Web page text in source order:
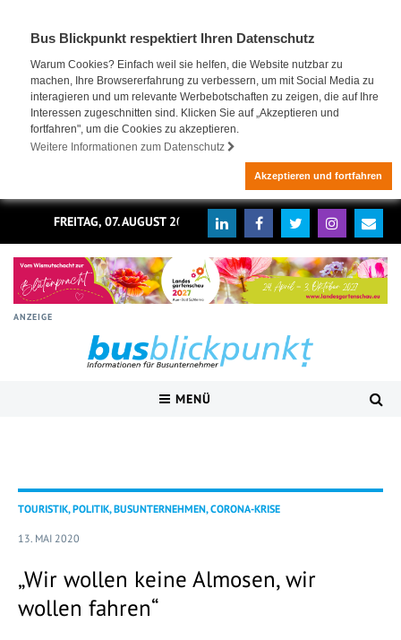
Bus Blickpunkt respektiert Ihren Datenschutz
Warum Cookies? Einfach weil sie helfen, die Website nutzbar zu
machen, Ihre Browsererfahrung zu verbessern, um mit Social Media zu
interagieren und um relevante Werbebotschaften zu zeigen, die auf Ihre
Interessen zugeschnitten sind. Klicken Sie auf „Akzeptieren und
fortfahren", um die Cookies zu akzeptieren.
Weitere Informationen zum Datenschutz
Akzeptieren und fortfahren
FREITAG, 07. AUGUST 2026
ANZEIGE
MENÜ
TOURISTIK, POLITIK, BUSUNTERNEHMEN, CORONA-KRISE
13. MAI 2020
„Wir wollen keine Almosen, wir
wollen fahren“